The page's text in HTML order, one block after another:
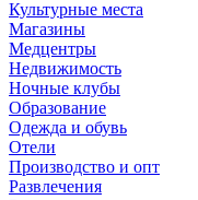
Культурные места
Магазины
Медцентры
Недвижимость
Ночные клубы
Образование
Одежда и обувь
Отели
Производство и опт
Развлечения